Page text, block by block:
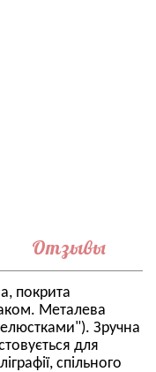
Отзывы
покрита
Металева
Зручна
для
спільного